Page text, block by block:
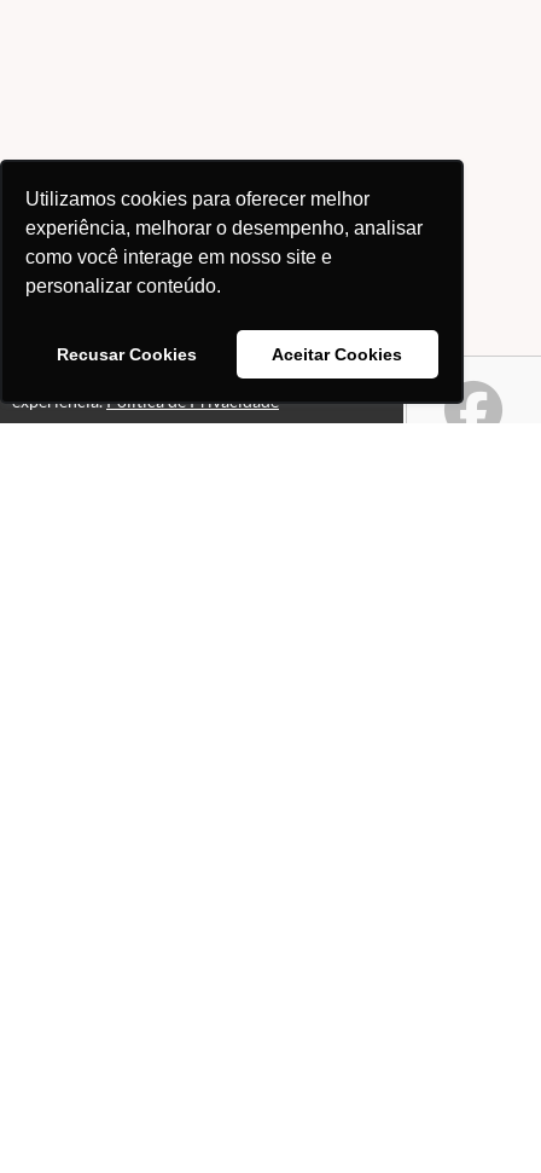
Utilizamos cookies para oferecer melhor
experiência, melhorar o desempenho, analisar
como você interage em nosso site e
personalizar conteúdo.
Recusar Cookies Aceitar Cookies
Este site usa cookies para melhorar sua
experiência.Política de Privacidade
Ok!